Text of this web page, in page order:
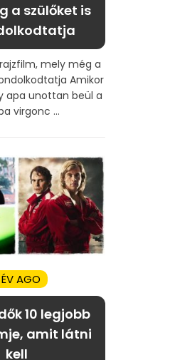
a szülőket is
mely még a
Amikor
apa unottan beül a
virgonc ...
AGO
10 legjobb
amit látni
kell